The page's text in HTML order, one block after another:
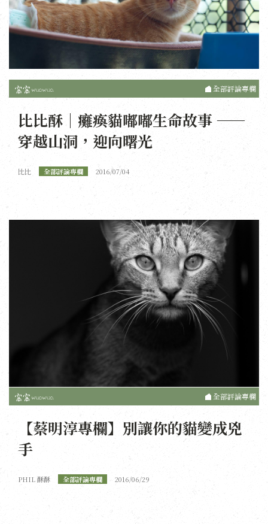
全部評論專欄
比比酥｜癱瘓貓嘟嘟生命故事 ——
穿越山洞，迎向曙光
比比 全部評論專欄 2016/07/04
全部評論專欄
【蔡明淳專欄】別讓你的貓變成兇
手
PHIL 酥酥 全部評論專欄 2016/06/29